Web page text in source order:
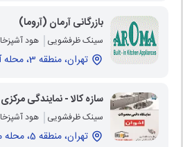
بازرگانی آرمان (آروما)
سینک ظرفشویی هود
تهران، منطقه 3، محله آرارات، شیرازی
سازه کالا - نمایندگی
سینک ظرفشویی هود
تهران، منطقه 5، محله مهران، بزرگراه کاشانی